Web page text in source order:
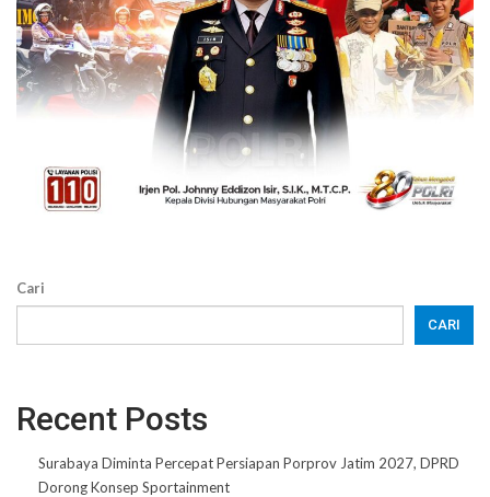
Cari
CARI
Recent Posts
Surabaya Diminta Percepat Persiapan Porprov Jatim 2027, DPRD
Dorong Konsep Sportainment